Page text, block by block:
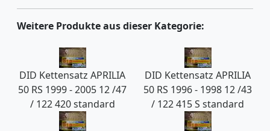
Weitere Produkte aus dieser Kategorie:
DID Kettensatz APRILIA
50 RS 1999 - 2005 12 /47
/ 122 420 standard
DID Kettensatz APRILIA
50 RS 1996 - 1998 12 /43
/ 122 415 S standard